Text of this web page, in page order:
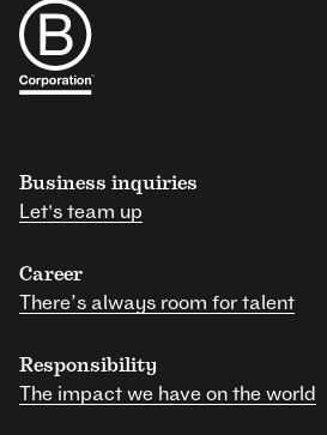
Business inquiries
Let's team up
Career
There’s always room for talent
Responsibility
The impact we have on the world